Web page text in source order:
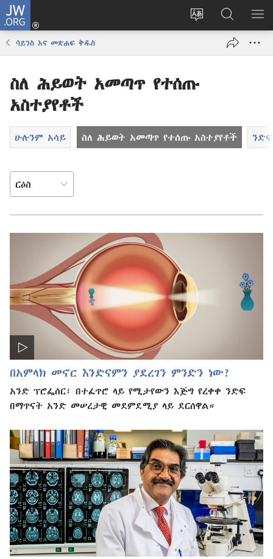
JW.ORG
የድረ
ግባ
(አዲስ
JW.ORG
ላይ
መፈለጊያ
ሳይንስ እና መጽሐፍ ቅዱስ
ስለ ሕይወት አመጣጥ የተሰጡ
አስተያየቶች
ሁሉንም አሳይ ስለ ሕይወት አመጣጥ የተሰጡ አስተያየቶች
በአምላክ መኖር እንድናምን ያደረገን ምንድን ነው?
አንድ ፕሮፌሰር፣ በተፈጥሮ ላይ የሚታየውን እጅግ የረቀቀ ንድፍ
በማጥናት አንድ መሠረታዊ መደምደሚያ ላይ ደርሰዋል።